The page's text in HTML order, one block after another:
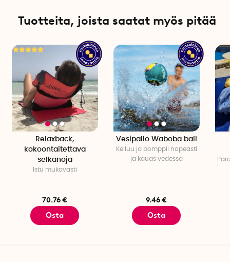
Tuotteita, joista saatat myös pitää
Relaxback,
kokoontaitettava
selkänoja
Istu mukavasti
70.76 €
Osta
Vesipallo Waboba ball
Kelluu ja pomppii nopeasti
ja kauas vedessä
9.46 €
Osta